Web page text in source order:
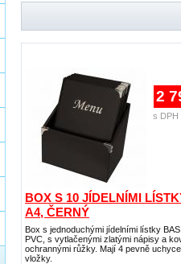
BOX S 10 JÍDELNÍMI
A4, ČERNÝ
Box s jednoduchými jídelními lístky
PVC, s vytlačenými zlatými nápisy a
ochrannými růžky. Mají 4 pevně
vložky.
2
s DPH